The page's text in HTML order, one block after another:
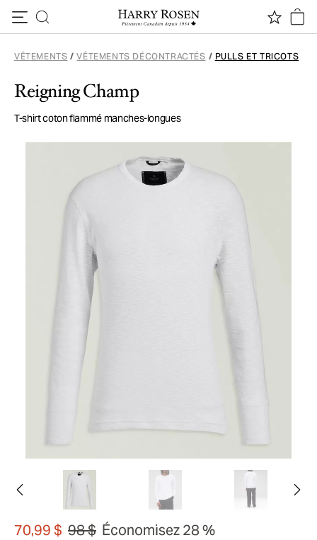
VÊTEMENTS / VÊTEMENTS DÉCONTRACTÉS / PULLS ET TRICOTS
Reigning Champ
T-shirt coton flammé manches-longues
70,99 $ 98 $ Économisez 28 %